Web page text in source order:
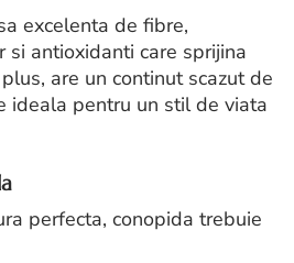
excelenta de fibre,
si antioxidanti care sprijina
are un continut scazut de
ideala pentru un stil de viata
perfecta, conopida trebuie